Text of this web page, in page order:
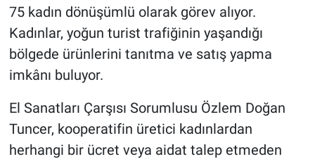
75 kadın dönüşümlü olarak görev alıyor.
Kadınlar, yoğun turist trafiğinin yaşandığı
bölgede ürünlerini tanıtma ve satış yapma
imkânı buluyor.
El Sanatları Çarşısı Sorumlusu Özlem Doğan
Tuncer, kooperatifin üretici kadınlardan
herhangi bir ücret veya aidat talep etmeden